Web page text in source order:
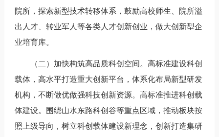
院所，探索新型技术转移体系，鼓励高校师生、院所溢
出人才、转业军人等各类人才创新创业，做大创新型企
业培育库。
（二）加快构筑高品质科创空间。高标准建设科创
载体，高水平打造重大创新平台，体系化布局新型研发
机构，不断做优做强科技创新资源。高标准推进科创载
体建设。围绕山水东路科创谷等重点区域，推动板块按
照上级导向，树立科创载体建设新理念，创新打造集研